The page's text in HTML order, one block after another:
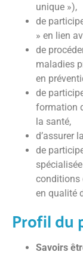
unique »),
de
» en lien
de
maladies
en
de
formation
la santé,
d’assurer
de
conditions
en qualité
Profil du
Savoirs